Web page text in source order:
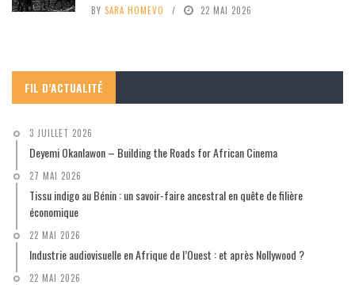
BY SARA HOMEVO 22 MAI 2026
FIL D’ACTUALITÉ
3 JUILLET 2026
Deyemi Okanlawon – Building the Roads for African Cinema
27 MAI 2026
Tissu indigo au Bénin : un savoir-faire ancestral en quête de filière
économique
22 MAI 2026
Industrie audiovisuelle en Afrique de l’Ouest : et après Nollywood ?
22 MAI 2026